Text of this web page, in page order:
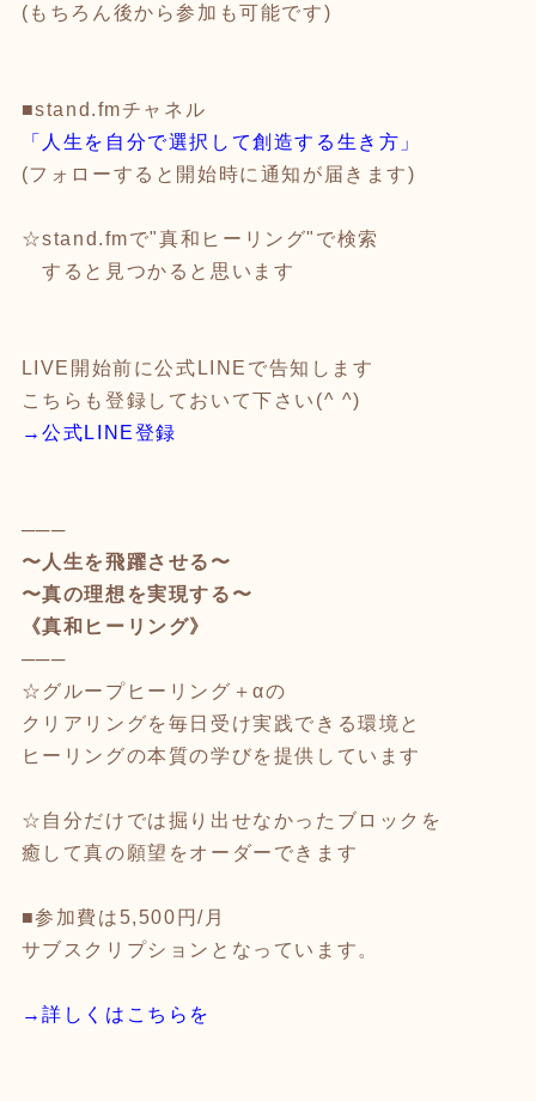
(もちろん後から参加も可能です)
■stand.fmチャネル
「人生を自分で選択して創造する生き方」
(フォローすると開始時に通知が届きます)
☆stand.fmで"真和ヒーリング"で検索
すると見つかると思います
LIVE開始前に公式LINEで告知します
こちらも登録しておいて下さい(^ ^)
→公式LINE登録
───
〜人生を飛躍させる〜
〜真の理想を実現する〜
《真和ヒーリング》
───
☆グループヒーリング＋αの
クリアリングを毎日受け実践できる環境と
ヒーリングの本質の学びを提供しています
☆自分だけでは掘り出せなかったブロックを
癒して真の願望をオーダーできます
■参加費は5,500円/月
サブスクリプションとなっています。
→詳しくはこちらを